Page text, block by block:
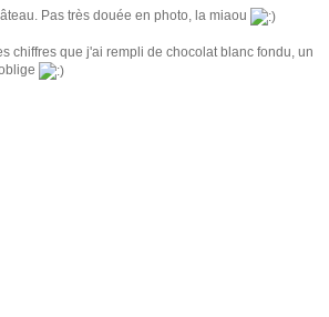
Pas très douée en photo, la miaou
chiffres que j'ai rempli de chocolat blanc fondu, un